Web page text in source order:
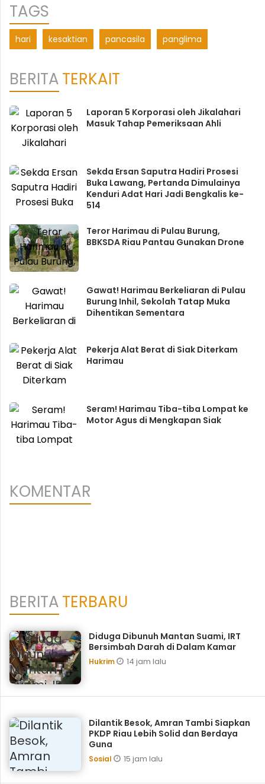
TAGS
hari kesaktian pancasila panglima
BERITATERKAIT
Laporan 5 Korporasi oleh Jikalahari
Masuk Tahap Pemeriksaan Ahli
Sekda Ersan Saputra Hadiri Prosesi
Buka Lawang, Pertanda Dimulainya
Kenduri Adat Hari Jadi Bengkalis ke-
514
Teror Harimau di Pulau Burung,
BBKSDA Riau Pantau Gunakan Drone
Gawat! Harimau Berkeliaran di Pulau
Burung Inhil, Sekolah Tatap Muka
Dihentikan Sementara
Pekerja Alat Berat di Siak Diterkam
Harimau
Seram! Harimau Tiba-tiba Lompat ke
Motor Agus di Mengkapan Siak
KOMENTAR
BERITATERBARU
Diduga Dibunuh Mantan Suami, IRT
Bersimbah Darah di Dalam Kamar
Hukrim 14 jam lalu
Dilantik Besok, Amran Tambi Siapkan
PKDP Riau Lebih Solid dan Berdaya
Guna
Sosial 15 jam lalu